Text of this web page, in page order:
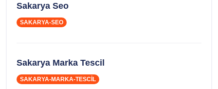
Sakarya Seo
SAKARYA-SEO
Sakarya Marka Tescil
SAKARYA-MARKA-TESCIL